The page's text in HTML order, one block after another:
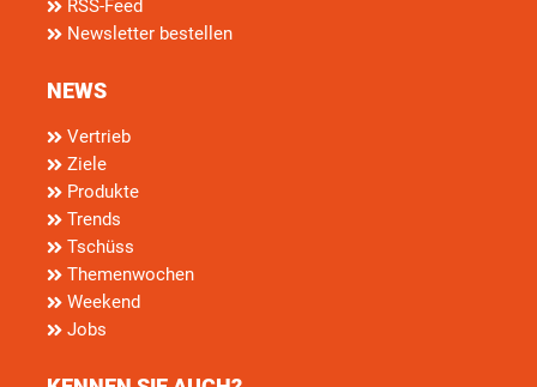
RSS-Feed
Newsletter bestellen
NEWS
Vertrieb
Ziele
Produkte
Trends
Tschüss
Themenwochen
Weekend
Jobs